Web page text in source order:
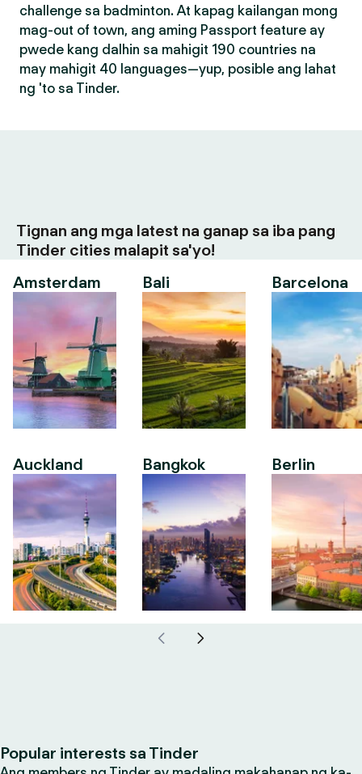
challenge sa badminton. At kapag kailangan mong
mag-out of town, ang aming Passport feature ay
pwede kang dalhin sa mahigit 190 countries na
may mahigit 40 languages—yup, posible ang lahat
ng 'to sa Tinder.
Tignan ang mga latest na ganap sa iba pang
Tinder cities malapit sa'yo!
Amsterdam
Auckland
Bali
Bangkok
Barcelona
Berlin
Popular interests sa Tinder